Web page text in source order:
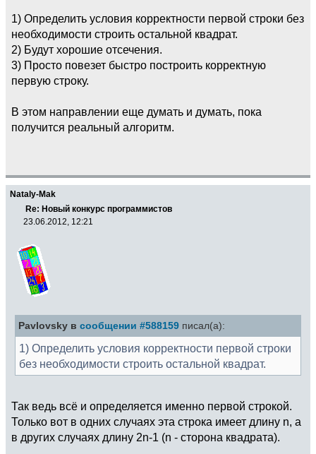
1) Определить условия корректности первой строки без
необходимости строить остальной квадрат.
2) Будут хорошие отсечения.
3) Просто повезет быстро построить корректную
первую строку.
В этом направлении еще думать и думать, пока
получится реальный алгоритм.
Nataly-Mak
Re: Новый конкурс программистов
23.06.2012, 12:21
Pavlovsky в сообщении #588159 писал(а):
1) Определить условия корректности первой строки
без необходимости строить остальной квадрат.
Так ведь всё и определяется именно первой строкой.
Только вот в одних случаях эта строка имеет длину n, а
в других случаях длину 2n-1 (n - сторона квадрата).